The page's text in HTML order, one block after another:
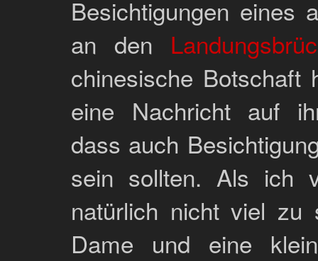
Besichtigungen eines
an den
chinesische Botschaft
eine Nachricht auf
dass auch
sein sollten. Als ich
natürlich nicht viel zu
Dame und eine